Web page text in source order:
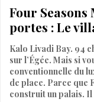
Four Seasons
portes : Le
Kalo Livadi Bay. 94
sur l’Égée. Mais si
conventionnelle du
de place. Parce que
construit un palais.